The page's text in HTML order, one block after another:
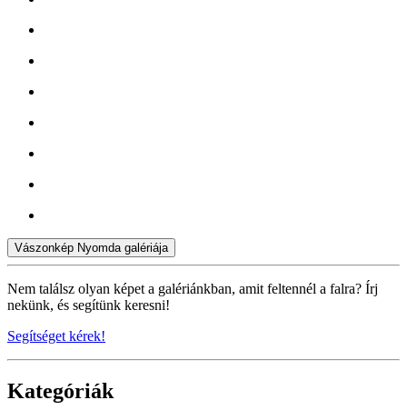
Vászonkép Nyomda galériája
Nem találsz olyan képet a galériánkban, amit feltennél a falra? Írj
nekünk, és segítünk keresni!
Segítséget kérek!
Kategóriák